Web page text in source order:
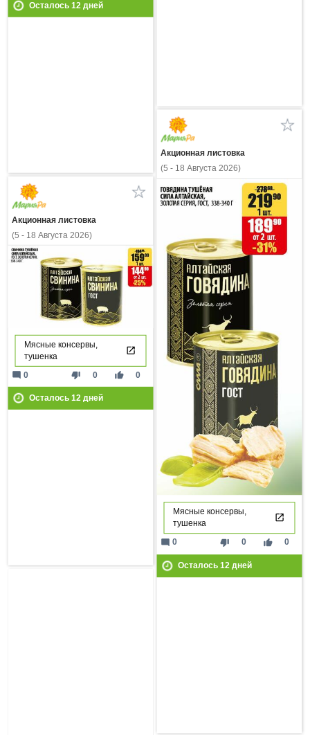
Осталось 12дней
Акционная листовка
(5 - 18 Августа 2026)
Мясные консервы,
тушенка
thumb_down 0 thumb_up 0
mode_comment 0
Осталось 12дней
Акционная листовка
(5 - 18 Августа 2026)
Мясные консервы,
тушенка
thumb_down 0 thumb_up 0
mode_comment 0
Осталось 12дней